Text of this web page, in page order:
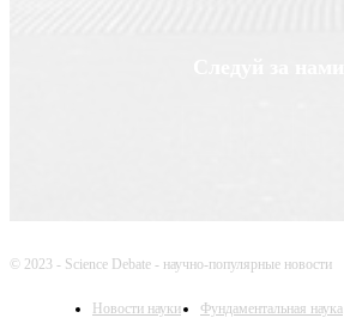
© 2023 - Science Debate - научно-популярные новости
Новости науки Фундаментальная наука